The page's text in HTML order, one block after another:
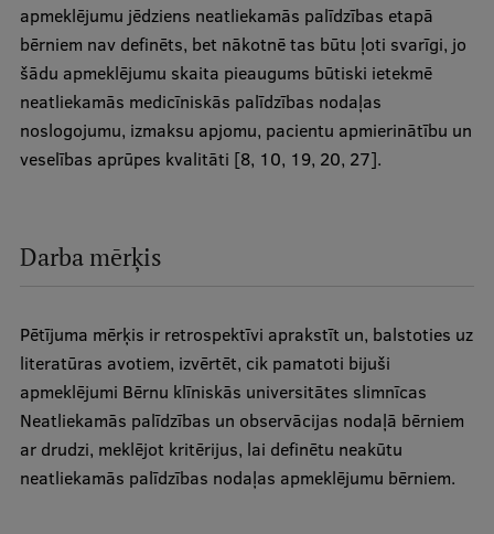
Zinātnes ietekme
Pētniecības platformas
Doktorantūras skola
Pētniecības pakalpojumi
Vertikāli integrētie projekti
Inovāciju centrs
Starptautiskā sadarbība
apmeklējumu jēdziens neatliekamās palīdzības etapā
bērniem nav definēts, bet nākotnē tas būtu ļoti svarīgi, jo
šādu apmeklējumu skaita pieaugums būtiski ietekmē
neatliekamās medicīniskās palīdzības nodaļas
noslogojumu, izmaksu apjomu, pacientu apmierinātību un
veselības aprūpes kvalitāti [8, 10, 19, 20, 27].
Darba mērķis
Pētījuma mērķis ir retrospektīvi aprakstīt un, balstoties uz
literatūras avotiem, izvērtēt, cik pamatoti bijuši
apmeklējumi Bērnu klīniskās universitātes slimnīcas
Neatliekamās palīdzības un observācijas nodaļā bērniem
ar drudzi, meklējot kritērijus, lai definētu neakūtu
neatliekamās palīdzības nodaļas apmeklējumu bērniem.